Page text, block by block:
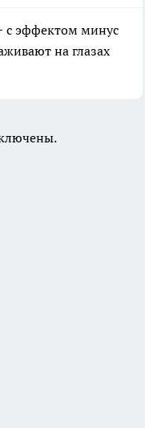
с эффектом минус
на глазах